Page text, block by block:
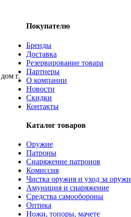
Покупателю
Бренды
Доставка
Резервирование товара
Партнеры
О компании
Новости
Скидки
Контакты
Каталог товаров
Оружие
Патроны
Снаряжение патронов
Комиссия
Чистка оружия и уход за
Амуниция и снаряжение
Средства самообороны
Оптика
Ножи, топоры, мачете